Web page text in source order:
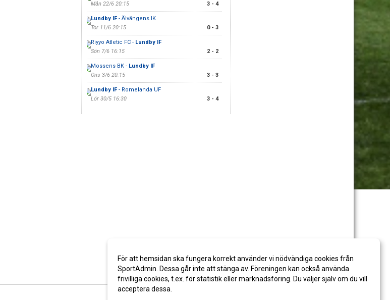
Mån 22/6 20:15
3 - 4
Lundby IF- Älvängens IK
Tor 11/6 20:15
0 - 3
Riyyo Atletic FC - Lundby IF
Sön 7/6 16:15
2 - 2
Mossens BK - Lundby IF
Ons 3/6 20:15
3 - 3
Lundby IF- Romelanda UF
Lör 30/5 16:30
3 - 4
För att hemsidan ska fungera korrekt använder vi nödvändiga cookies från
SportAdmin. Dessa går inte att stänga av. Föreningen kan också använda
frivilliga cookies, t.ex. för statistik eller marknadsföring. Du väljer själv om du vill
acceptera dessa.